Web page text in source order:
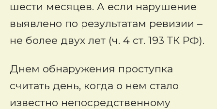
шести месяцев. А если нарушение
выявлено по результатам ревизии –
не более двух лет (ч. 4 ст. 193 ТК РФ).
Днем обнаружения проступка
считать день, когда о нем стало
известно непосредственному